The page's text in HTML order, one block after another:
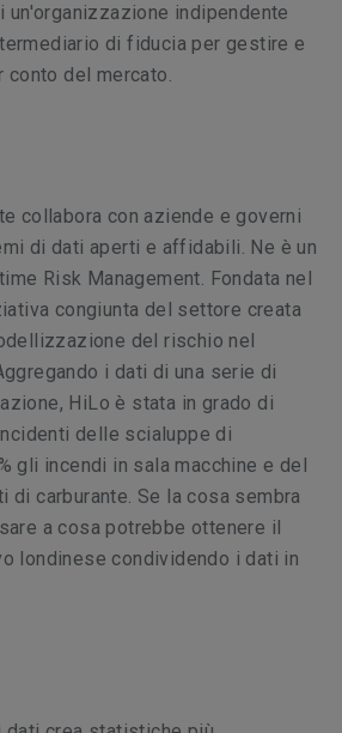
indipendente
di fiducia per gestire e
conto del mercato.
collabora con aziende e governi
di dati aperti e affidabili. Ne è un
Risk Management. Fondata nel
congiunta del settore creata
del rischio nel
i dati di una serie di
HiLo è stata in grado di
delle scialuppe di
gli incendi in sala macchine e del
di carburante. Se la cosa sembra
a cosa potrebbe ottenere il
londinese condividendo i dati in